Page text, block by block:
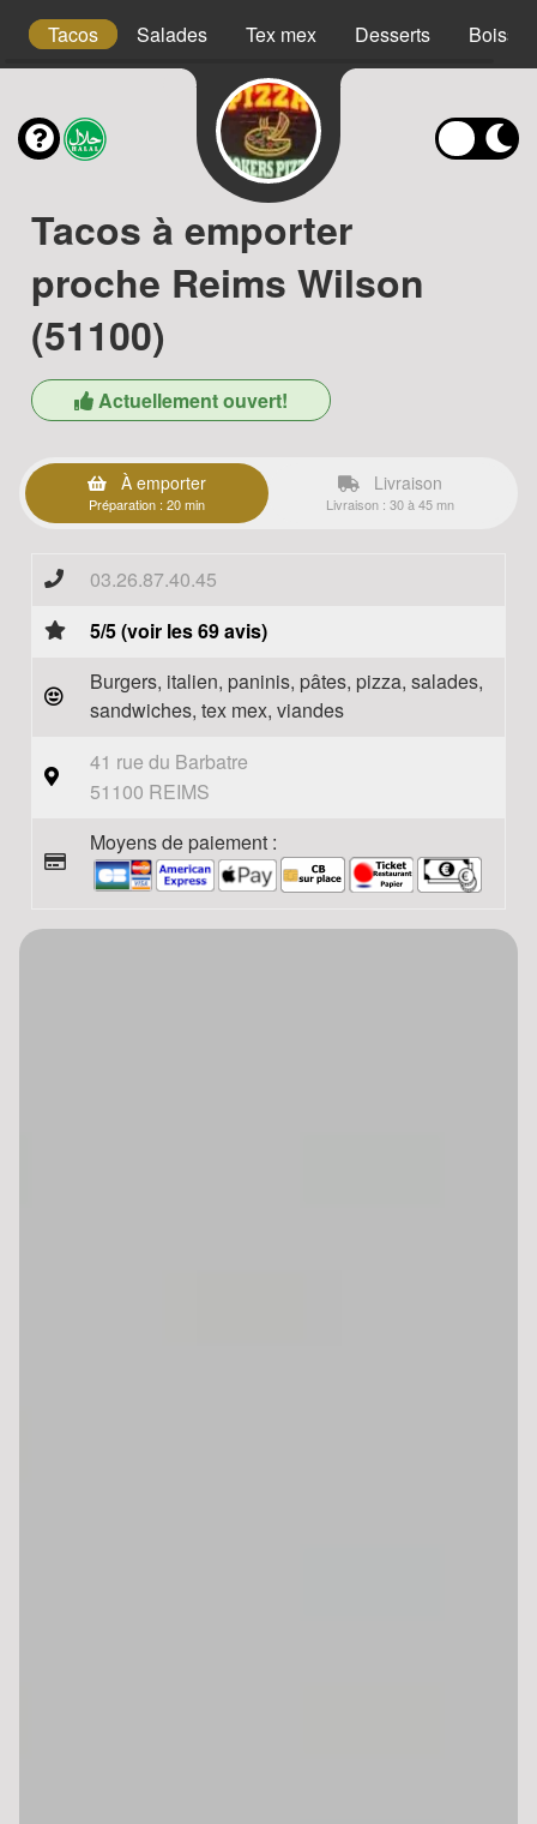
Tacos Salades Tex mex Desserts
Tacos à emporter
proche Reims Wilson
(51100)
Actuellement ouvert!
À emporter
Préparation : 20 min
Livraison
Livraison : 30 à 45 mn
03.26.87.40.45
5/5 (voir les 69 avis)
Burgers, italien, paninis, pâtes, pizza, salades,
sandwiches, tex mex, viandes
41 rue du Barbatre
51100 REIMS
Moyens de paiement :